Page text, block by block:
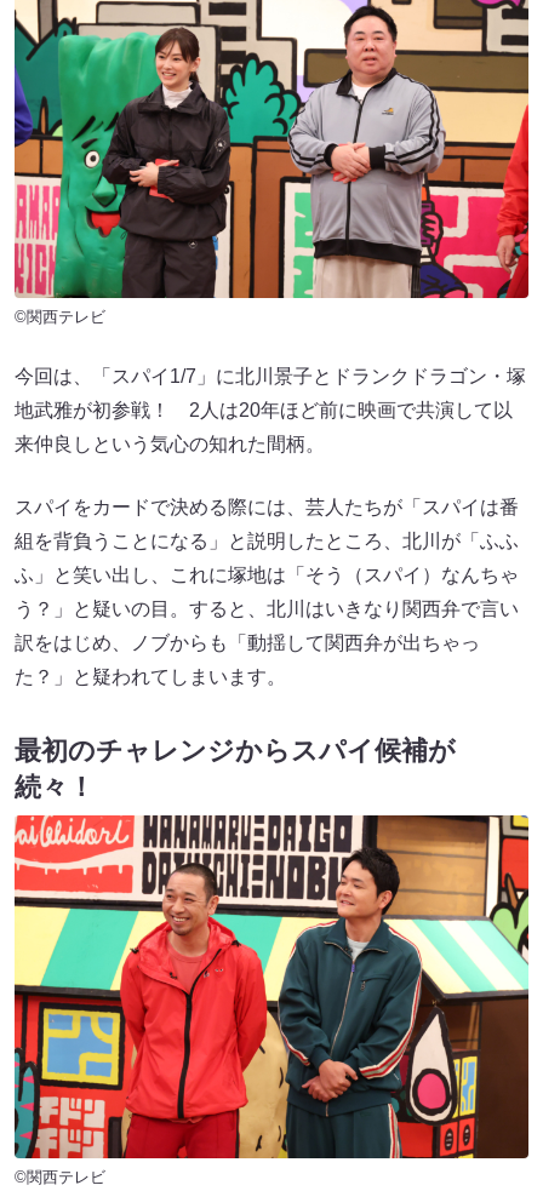
©関西テレビ
今回は、「スパイ1/7」に北川景子とドランクドラゴン・塚
地武雅が初参戦！ 2人は20年ほど前に映画で共演して以
来仲良しという気心の知れた間柄。
スパイをカードで決める際には、芸人たちが「スパイは番
組を背負うことになる」と説明したところ、北川が「ふふ
ふ」と笑い出し、これに塚地は「そう（スパイ）なんちゃ
う？」と疑いの目。すると、北川はいきなり関西弁で言い
訳をはじめ、ノブからも「動揺して関西弁が出ちゃっ
た？」と疑われてしまいます。
最初のチャレンジからスパイ候補が
続々！
©関西テレビ